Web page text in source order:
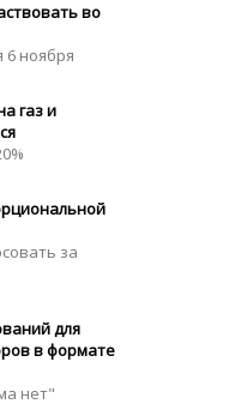
во
6 ноября
газ и
за
для
в формате
нет"